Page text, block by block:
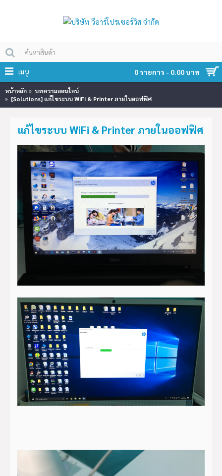
0 รายการ - 0.00 บาท
เมนู
หน้าหลัก
บทความออนไลน์
[Solutions] แก้ไขระบบ WiFi & Printer ภายในออฟฟิศ
แก้ไขระบบ WiFi & Printer ภายในออฟฟิศ